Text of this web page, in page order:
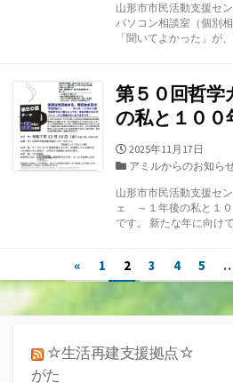
ゴ
リ
ー
山形市市民活動支援セ
パソコン相談室（個別
「聞いてよかった」が
第５０回哲
の私と１００
公
開
2025年11月17日
カ
ゴ
リ
ー
アミルからのお知ら
山形市市民活動支援セ
ェ ～１年後の私と１
です。 新たな年に向け
稿
« 1 2 3 4 5
☆生活再建支援拠点☆
がた